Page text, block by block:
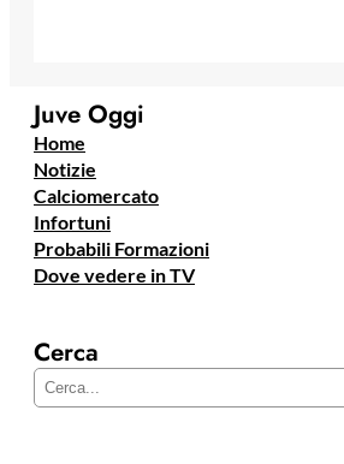
Juve Oggi
Home
Notizie
Calciomercato
Infortuni
Probabili Formazioni
Dove vedere in TV
Cerca
e